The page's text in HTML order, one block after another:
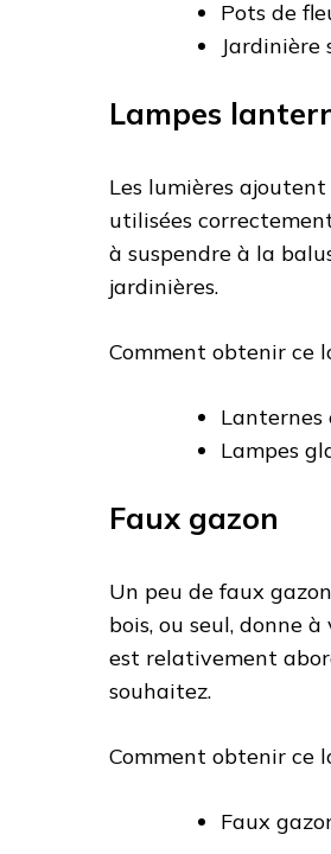
Pots de
Jardinière
Lampes
Les lumières ajoutent
utilisées
à suspendre à la
jardinières.
Comment obtenir ce
Lanternes
Lampes
Faux gazon
Un peu de faux
bois, ou seul, donne
est relativement
souhaitez.
Comment obtenir ce
Faux